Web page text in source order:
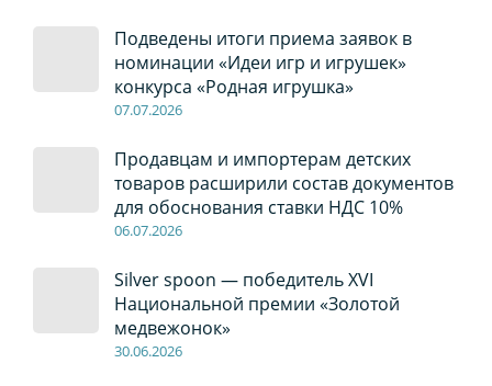
Подведены итоги приема заявок в
номинации «Идеи игр и игрушек»
конкурса «Родная игрушка»
07.07.2026
Продавцам и импортерам детских
товаров расширили состав документов
для обоснования ставки НДС 10%
06.07.2026
Silver spoon — победитель XVI
Национальной премии «Золотой
медвежонок»
30.06.2026